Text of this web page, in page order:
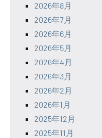
2026年8月
2026年7月
2026年6月
2026年5月
2026年4月
2026年3月
2026年2月
2026年1月
2025年12月
2025年11月